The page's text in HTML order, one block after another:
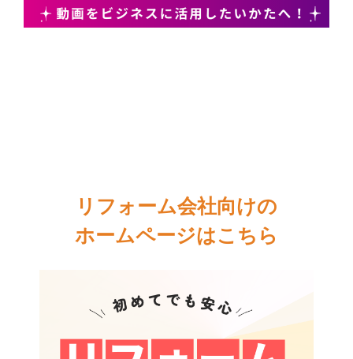
リフォーム会社向けの
ホームページはこちら